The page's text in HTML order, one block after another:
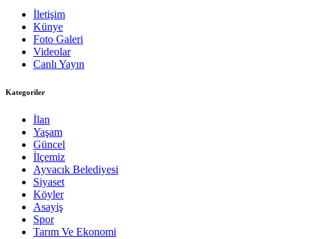
İletişim
Künye
Foto Galeri
Videolar
Canlı Yayın
Kategoriler
İlan
Yaşam
Güncel
İlçemiz
Ayvacık Belediyesi
Siyaset
Köyler
Asayiş
Spor
Tarım Ve Ekonomi